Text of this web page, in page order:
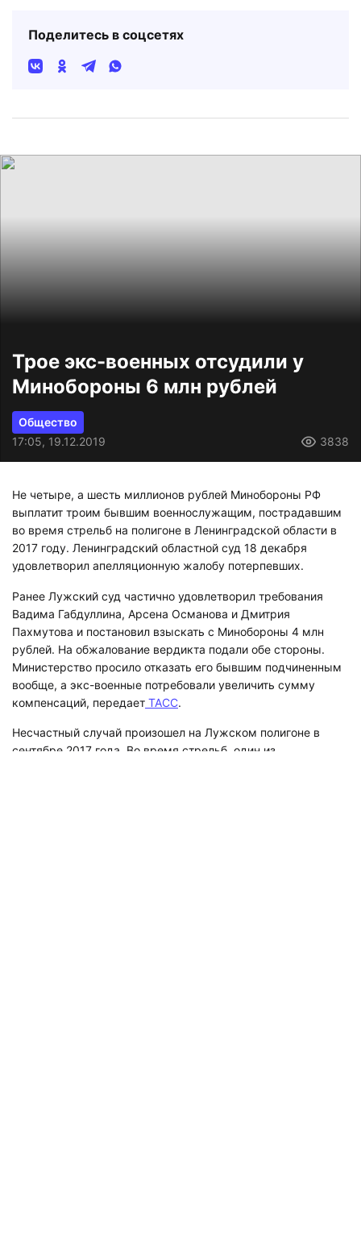
Поделитесь в соцсетях
Трое экс-военных отсудили у
Минобороны 6 млн рублей
Общество
17:05, 19.12.2019
3838
Не четыре, а шесть миллионов рублей Минобороны РФ
выплатит троим бывшим военнослужащим, пострадавшим
во время стрельб на полигоне в Ленинградской области в
2017 году. Ленинградский областной суд 18 декабря
удовлетворил апелляционную жалобу потерпевших.
Ранее Лужский суд частично удовлетворил требования
Вадима Габдуллина, Арсена Османова и Дмитрия
Пахмутова и постановил взыскать с Минобороны 4 млн
рублей. На обжалование вердикта подали обе стороны.
Министерство просило отказать его бывшим подчиненным
вообще, а экс-военные потребовали увеличить сумму
компенсаций, передает ТАСС.
Несчастный случай произошел на Лужском полигоне в
сентябре 2017 года. Во время стрельб, один из